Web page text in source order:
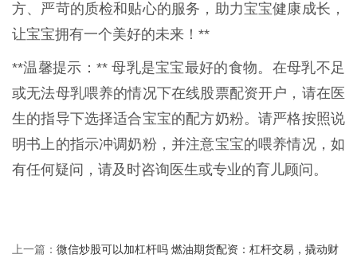
方、严苛的质检和贴心的服务，助力宝宝健康成长，
让宝宝拥有一个美好的未来！**
**温馨提示：** 母乳是宝宝最好的食物。在母乳不足
或无法母乳喂养的情况下在线股票配资开户，请在医
生的指导下选择适合宝宝的配方奶粉。请严格按照说
明书上的指示冲调奶粉，并注意宝宝的喂养情况，如
有任何疑问，请及时咨询医生或专业的育儿顾问。
上一篇： 微信炒股可以加杠杆吗 燃油期货配资：杠杆交易，撬动财